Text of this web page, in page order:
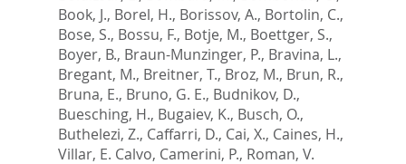
Book, J., Borel, H., Borissov, A., Bortolin, C.,
Bose, S., Bossu, F., Botje, M., Boettger, S.,
Boyer, B., Braun-Munzinger, P., Bravina, L.,
Bregant, M., Breitner, T., Broz, M., Brun, R.,
Bruna, E., Bruno, G. E., Budnikov, D.,
Buesching, H., Bugaiev, K., Busch, O.,
Buthelezi, Z., Caffarri, D., Cai, X., Caines, H.,
Villar, E. Calvo, Camerini, P., Roman, V.